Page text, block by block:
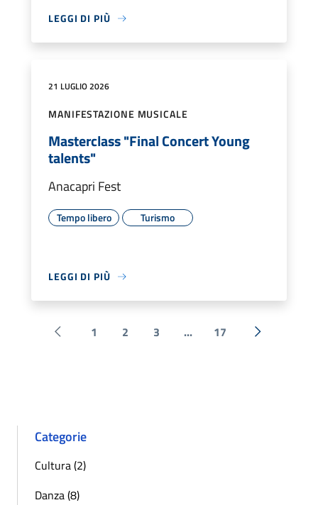
LEGGI DI PIÙ
21 LUGLIO 2026
MANIFESTAZIONE MUSICALE
Masterclass "Final Concert Young
talents"
Anacapri Fest
Tempo libero Turismo
LEGGI DI PIÙ
Pagina precedente
1 2 3 ... 17 Successiva
Categorie
Cultura (2)
Danza (8)